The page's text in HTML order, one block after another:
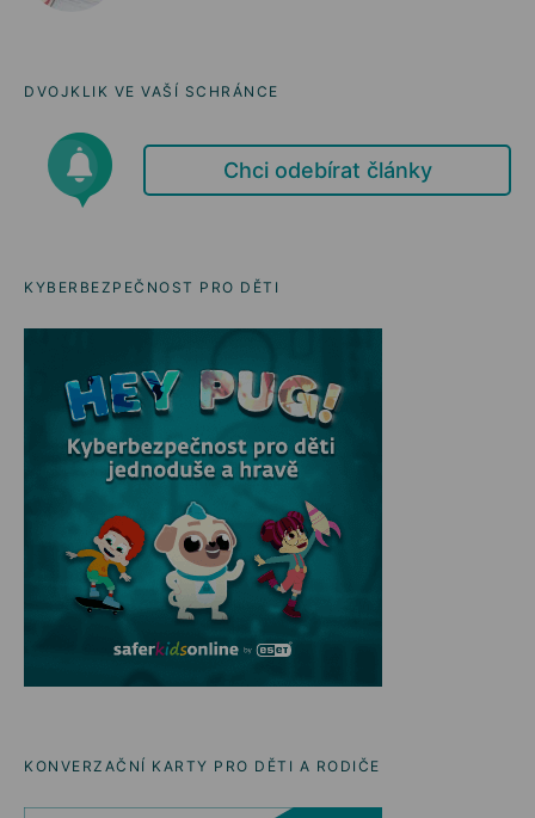
DVOJKLIK VE VAŠÍ SCHRÁNCE
Chci odebírat články
KYBERBEZPEČNOST PRO DĚTI
KONVERZAČNÍ KARTY PRO DĚTI A RODIČE